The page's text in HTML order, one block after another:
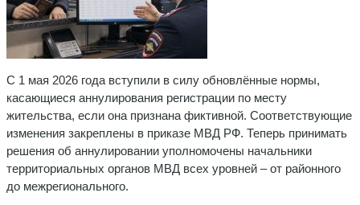
С 1 мая 2026 года вступили в силу обновлённые нормы,
касающиеся аннулирования регистрации по месту
жительства, если она признана фиктивной. Соответствующие
изменения закреплены в приказе МВД РФ. Теперь принимать
решения об аннулировании уполномочены начальники
территориальных органов МВД всех уровней – от районного
до межрегионального.